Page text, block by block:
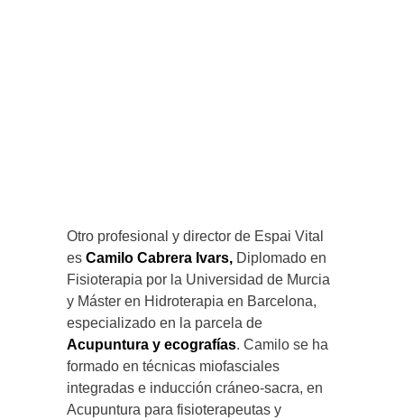
Otro profesional y director de Espai Vital
es Camilo Cabrera Ivars, Diplomado en
Fisioterapia por la Universidad de Murcia
y Máster en Hidroterapia en Barcelona,
especializado en la parcela de
Acupuntura y ecografías. Camilo se ha
formado en técnicas miofasciales
integradas e inducción cráneo-sacra, en
Acupuntura para fisioterapeutas y